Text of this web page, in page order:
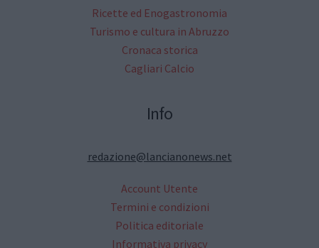
Ricette ed Enogastronomia
Turismo e cultura in Abruzzo
Cronaca storica
Cagliari Calcio
Info
redazione@lancianonews.net
Account Utente
Termini e condizioni
Politica editoriale
Informativa privacy